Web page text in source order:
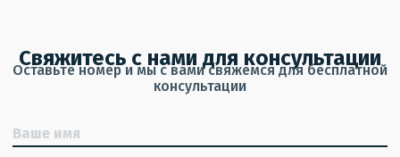
Свяжитесь с нами для консультации
Оставьте номер и мы с вами свяжемся для бесплатной
консультации